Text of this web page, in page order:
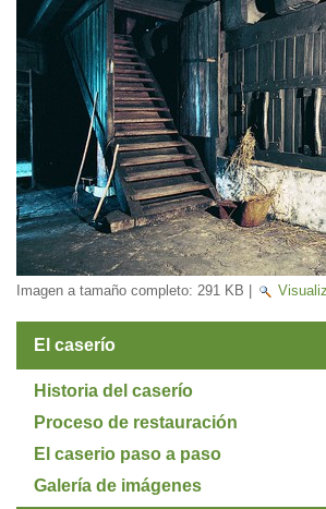
Imagen a tamaño completo: 291 KB |
El caserío
Historia del caserío
Proceso de restauración
El caserio paso a paso
Galería de imágenes